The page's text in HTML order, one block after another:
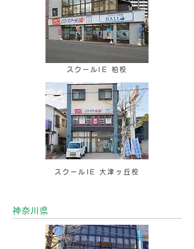
スクールIE 柏校
スクールIE 大津ヶ丘校
神奈川県